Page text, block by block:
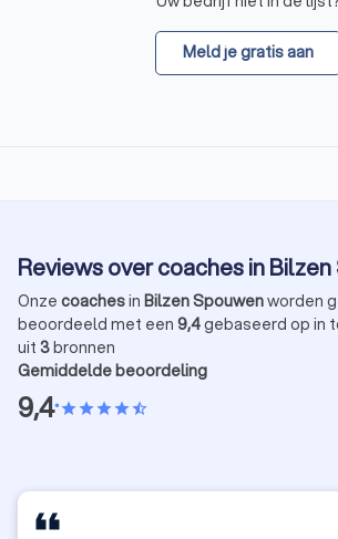
Meld je gratis aan
Reviews over coaches in
Onze coachesin Bilzen Spouwenworden
beoordeeld met een 9,4gebaseerd op in
uit 3bronnen
Gemiddelde beoordeling
9,4•starstarstarstarstar_half